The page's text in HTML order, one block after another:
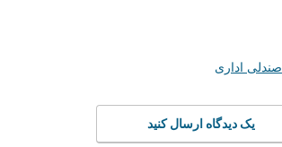
صندلی اداری
یک دیدگاه ارسال کنید